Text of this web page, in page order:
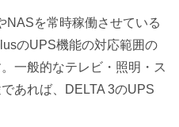
NASを常時稼働させている
のUPS機能の対応範囲の
一般的なテレビ・照明・ス
あれば、DELTA 3のUPS